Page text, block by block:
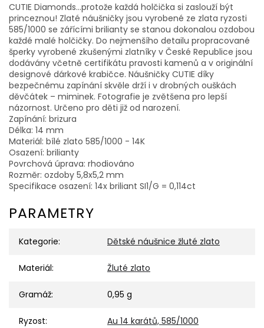
CUTIE Diamonds...protože každá holčička si zaslouží být
princeznou! Zlaté náušničky jsou vyrobené ze zlata ryzosti
585/1000 se zářícími brilianty se stanou dokonalou ozdobou
každé malé holčičky. Do nejmenšího detailu propracované
šperky vyrobené zkušenými zlatníky v České Republice jsou
dodávány včetně certifikátu pravosti kamenů a v originální
designové dárkové krabičce. Náušničky CUTIE díky
bezpečnému zapínání skvěle drží i v drobných ouškách
děvčátek – miminek. Fotografie je zvětšena pro lepší
názornost. Určeno pro děti již od narození.
Zapínání: brizura
Délka: 14 mm
Materiál: bílé zlato 585/1000 - 14K
Osazení: brilianty
Povrchová úprava: rhodiováno
Rozměr: ozdoby 5,8x5,2 mm
Specifikace osazení: 14x briliant SI1/G = 0,114ct
PARAMETRY
Kategorie: Dětské náušnice žluté zlato
Materiál: Žluté zlato
Gramáž: 0,95 g
Ryzost: Au 14 karátů, 585/1000